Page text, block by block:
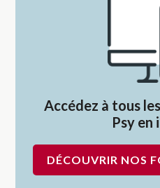
Accédez à tous
Psy en
DÉCOUVRIR NOS